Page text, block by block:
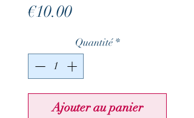
€10.00Prix
Quantité *
Ajouter au panier